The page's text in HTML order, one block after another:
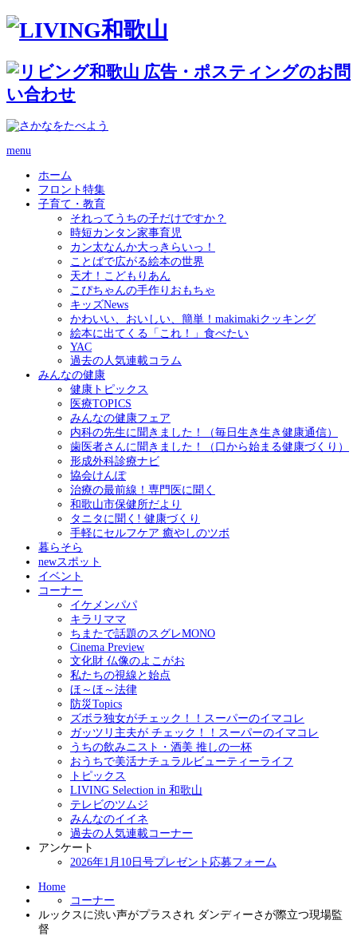
menu
ホーム
フロント特集
子育て・教育
それってうちの子だけですか？
時短カンタン家事育児
カン太なんか大っきらいっ！
ことばで広がる絵本の世界
天才！こどもりあん
こぴちゃんの手作りおもちゃ
キッズNews
かわいい、おいしい、簡単！makimakiクッキング
絵本に出てくる「これ！」食べたい
YAC
過去の人気連載コラム
みんなの健康
健康トピックス
医療TOPICS
みんなの健康フェア
内科の先生に聞きました！（毎日生き生き健康通信）
歯医者さんに聞きました！（口から始まる健康づくり）
形成外科診療ナビ
協会けんぽ
治療の最前線！専門医に聞く
和歌山市保健所だより
タニタに聞く! 健康づくり
手軽にセルフケア 癒やしのツボ
暮らそら
newスポット
イベント
コーナー
イケメンパパ
キラリママ
ちまたで話題のスグレMONO
Cinema Preview
文化財 仏像のよこがお
私たちの視線と始点
ほ～ほ～法律
防災Topics
ズボラ独女がチェック！！スーパーのイマコレ
ガッツリ主夫が チェック！！スーパーのイマコレ
うちの飲みニスト・酒美 推しの一杯
おうちで美活ナチュラルビューティーライフ
トピックス
LIVING Selection in 和歌山
テレビのツムジ
みんなのイイネ
過去の人気連載コーナー
アンケート
2026年1月10日号プレゼント応募フォーム
Home
コーナー
ルックスに渋い声がプラスされ ダンディーさが際立つ現場監
督